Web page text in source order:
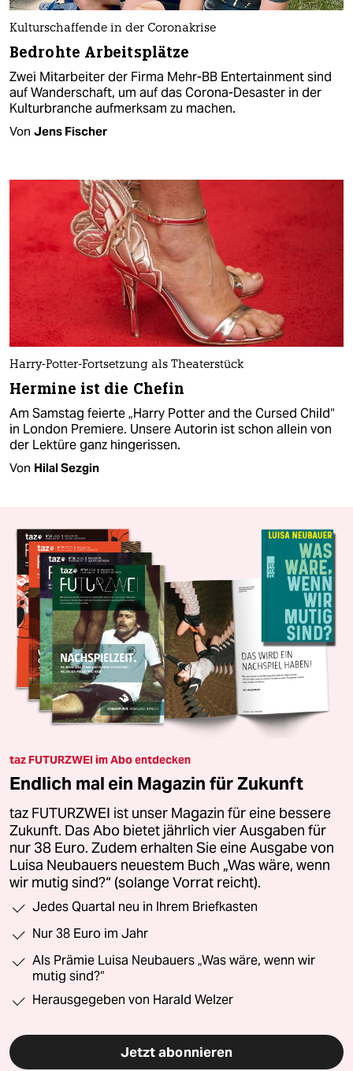
Kulturschaffende in der Coronakrise
Bedrohte Arbeitsplätze
Zwei Mitarbeiter der Firma Mehr-BB Entertainment sind
auf Wanderschaft, um auf das Corona-Desaster in der
Kulturbranche aufmerksam zu machen.
Von Jens Fischer
Harry-Potter-Fortsetzung als Theaterstück
Hermine ist die Chefin
Am Samstag feierte „Harry Potter and the Cursed Child“
in London Premiere. Unsere Autorin ist schon allein von
der Lektüre ganz hingerissen.
Von Hilal Sezgin
taz FUTURZWEI im Abo entdecken
Endlich mal ein Magazin für Zukunft
taz FUTURZWEI ist unser Magazin für eine bessere
Zukunft. Das Abo bietet jährlich vier Ausgaben für
nur 38 Euro. Zudem erhalten Sie eine Ausgabe von
Luisa Neubauers neuestem Buch „Was wäre, wenn
wir mutig sind?“ (solange Vorrat reicht).
Jedes Quartal neu in Ihrem Briefkasten
Nur 38 Euro im Jahr
Als Prämie Luisa Neubauers „Was wäre, wenn wir
mutig sind?“
Herausgegeben von Harald Welzer
Jetzt abonnieren